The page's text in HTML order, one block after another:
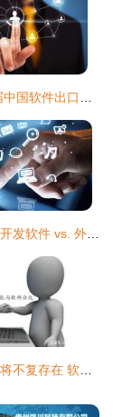
2015第十二届中国软件出口和服务外包排行榜发布 软件外包行业新格局
自己组织团队开发软件 vs. 外包给软件公司 如何选择？
未来外包公司将不复存在 软件外包的转型与重生